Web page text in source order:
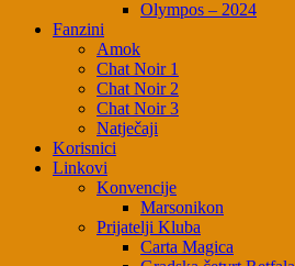
Olympos – 2024
Fanzini
Amok
Chat Noir 1
Chat Noir 2
Chat Noir 3
Natječaji
Korisnici
Linkovi
Konvencije
Marsonikon
Prijatelji Kluba
Carta Magica